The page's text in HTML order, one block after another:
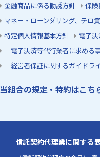
金融商品に係る勧誘方針 保険
マネー・ローンダリング、テロ
特定個人情報基本方針
電子
「電子決済等代行業者に求め
「経営者保証に関するガイドラ
当組合の規定・特約はこち
信託契約代理業に関する